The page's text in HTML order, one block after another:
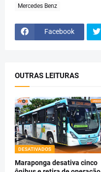
Mercedes Benz
Facebook
OUTRAS LEITURAS
DESATIVADOS
Maraponga desativa cinco